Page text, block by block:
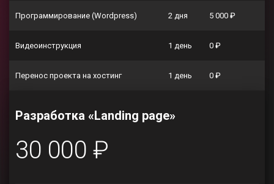
Программирование (Wordpress) 2 дня 5 000 ₽
Видеоинструкция 1 день 0 ₽
Перенос проекта на хостинг 1 день 0 ₽
Разработка «Landing page»
30 000 ₽